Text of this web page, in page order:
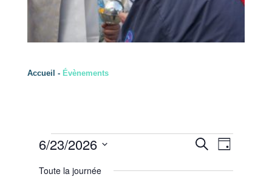
Accueil - Évènements
for
2026
Recherche
et
vues
RechercheNavigation
de
Jour
6/23/2026
une
Toute la journée